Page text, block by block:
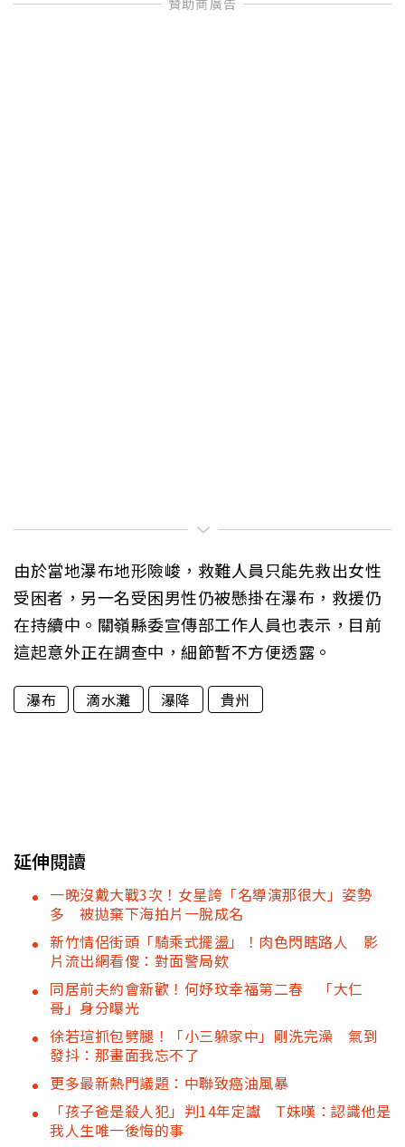
由於當地瀑布地形險峻，救難人員只能先救出女性
受困者，另一名受困男性仍被懸掛在瀑布，救援仍
在持續中。關嶺縣委宣傳部工作人員也表示，目前
這起意外正在調查中，細節暫不方便透露。
瀑布 滴水灘 瀑降 貴州
延伸閱讀
一晚沒戴大戰3次！女星誇「名導演那很大」姿勢
多 被拋棄下海拍片一脫成名
新竹情侶街頭「騎乘式擺盪」！肉色閃瞎路人 影
片流出網看傻：對面警局欸
同居前夫約會新歡！何妤玟幸福第二春 「大仁
哥」身分曝光
徐若瑄抓包劈腿！「小三躲家中」剛洗完澡 氣到
發抖：那畫面我忘不了
更多最新熱門議題：中聯致癌油風暴
「孩子爸是殺人犯」判14年定讞 T妹嘆：認識他是
我人生唯一後悔的事